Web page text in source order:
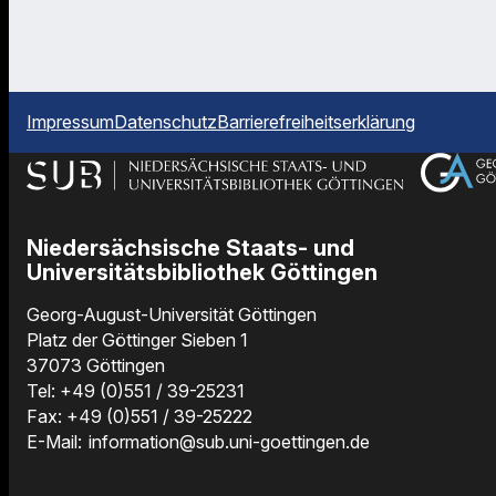
ImpressumDatenschutzBarrierefreiheitserklärung
Niedersächsische Staats- und
Universitätsbibliothek Göttingen
Georg-August-Universität Göttingen
Platz der Göttinger Sieben 1
37073 Göttingen
Tel: +49 (0)551 / 39-25231
Fax: +49 (0)551 / 39-25222
E-Mail: information@sub.uni-goettingen.de